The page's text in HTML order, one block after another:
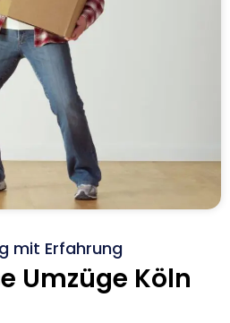
mit Erfahrung
Umzüge Köln